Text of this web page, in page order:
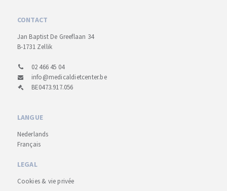
CONTACT
Jan Baptist De Greeflaan 34
B-1731 Zellik
02 466 45 04
info@medicaldietcenter.be
BE0473.917.056
LANGUE
Nederlands
Français
LEGAL
Cookies & vie privée